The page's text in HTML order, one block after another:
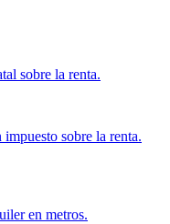
sobre la renta.
sobre la renta.
en metros.